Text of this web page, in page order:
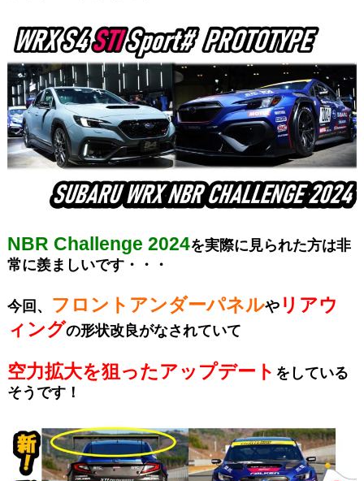
NBR Challenge 2024を実際に見られた方は非
常に羨ましいです・・・
今回、 フロントアンダーパネルやリアウ
ィングの形状改良がなされていて
空力拡大を狙ったアップデート をしている
そうです！